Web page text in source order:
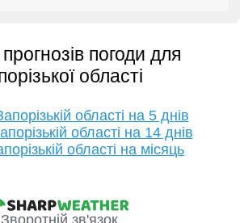
погоди для
області
області на 5 днів
області на 14 днів
області на місяць